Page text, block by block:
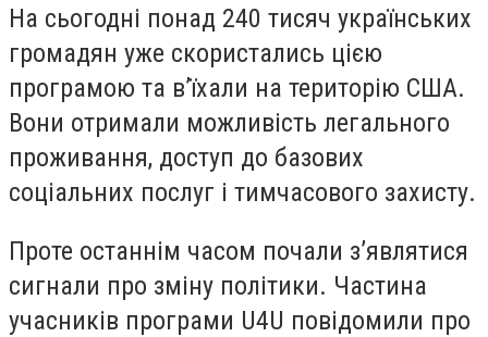
На сьогодні понад 240 тисяч українських
громадян уже скористались цією
програмою та в’їхали на територію США.
Вони отримали можливість легального
проживання, доступ до базових
соціальних послуг і тимчасового захисту.
Проте останнім часом почали з’являтися
сигнали про зміну політики. Частина
учасників програми U4U повідомили про